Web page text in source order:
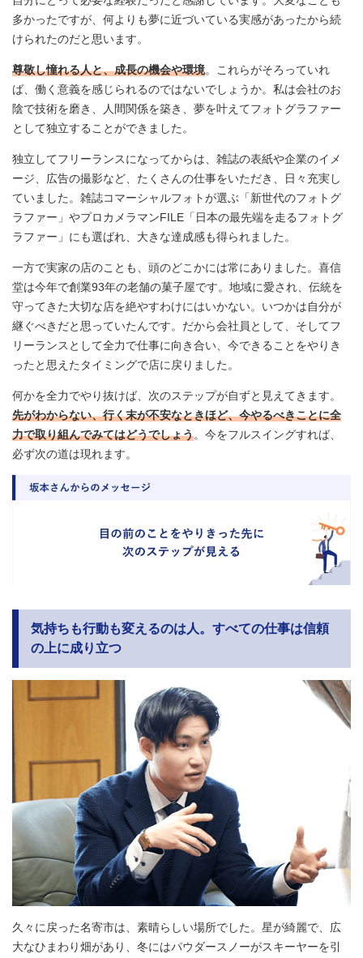
多かったですが、何よりも夢に近づいている実感があったから続
けられたのだと思います。
尊敬し憧れる人と、成長の機会や環境。これらがそろっていれ
ば、働く意義を感じられるのではないでしょうか。私は会社のお
陰で技術を磨き、人間関係を築き、夢を叶えてフォトグラファー
として独立することができました。
独立してフリーランスになってからは、雑誌の表紙や企業のイメ
ージ、広告の撮影など、たくさんの仕事をいただき、日々充実し
ていました。雑誌コマーシャルフォトが選ぶ「新世代のフォトグ
ラファー」やプロカメラマンFILE「日本の最先端を走るフォトグ
ラファー」にも選ばれ、大きな達成感も得られました。
一方で実家の店のことも、頭のどこかには常にありました。喜信
堂は今年で創業93年の老舗の菓子屋です。地域に愛され、伝統を
守ってきた大切な店を絶やすわけにはいかない。いつかは自分が
継ぐべきだと思っていたんです。だから会社員として、そしてフ
リーランスとして全力で仕事に向き合い、今できることをやりき
ったと思えたタイミングで店に戻りました。
何かを全力でやり抜けば、次のステップが自ずと見えてきます。
先がわからない、行く末が不安なときほど、今やるべきことに全
力で取り組んでみてはどうでしょう。今をフルスイングすれば、
必ず次の道は現れます。
気持ちも行動も変えるのは人。すべての仕事は信頼
の上に成り立つ
久々に戻った名寄市は、素晴らしい場所でした。星が綺麗で、広
大なひまわり畑があり、冬にはパウダースノーがスキーヤーを引